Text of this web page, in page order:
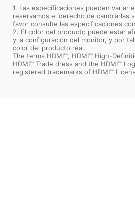
1. Las especificaciones pueden variar
reservamos el derecho de cambiarlas
favor consulte las especificaciones
2. El color del producto puede estar
y la configuración del monitor, y por
color del producto real.
The terms HDMI™, HDMI™ High-
HDMI™ Trade dress and the HDMI™
registered trademarks of HDMI™